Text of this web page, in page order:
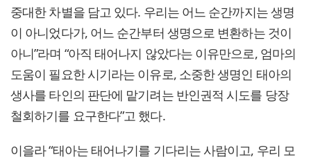
중대한 차별을 담고 있다. 우리는 어느 순간까지는 생명
이 아니었다가, 어느 순간부터 생명으로 변환하는 것이
아니”라며 “아직 태어나지 않았다는 이유만으로, 엄마의
도움이 필요한 시기라는 이유로, 소중한 생명인 태아의
생사를 타인의 판단에 맡기려는 반인권적 시도를 당장
철회하기를 요구한다”고 했다.
이을라 “태아는 태어나기를 기다리는 사람이고, 우리 모